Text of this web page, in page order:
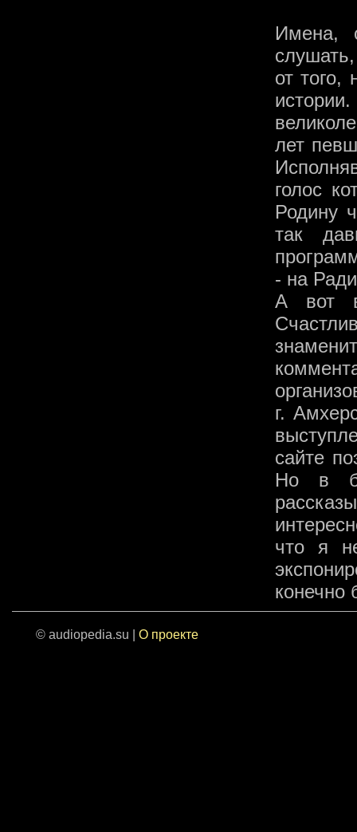
Имена,
от того,
лет
голос
Родину
так
- на
А вот
г.
сайте
Но в
что я
конечно
© audiopedia.su | О проекте